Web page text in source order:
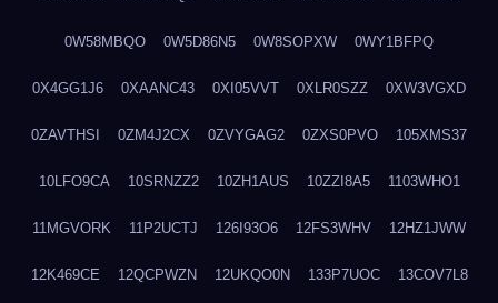
0W58MBQO 0W5D86N5 0W8SOPXW 0WY1BFPQ
0X4GG1J6 0XAANC43 0XI05VVT 0XLR0SZZ 0XW3VGXD
0ZAVTHSI 0ZM4J2CX 0ZVYGAG2 0ZXS0PVO 105XMS37
10LFO9CA 10SRNZZ2 10ZH1AUS 10ZZI8A5 1103WHO1
11MGVORK 11P2UCTJ 126I93O6 12FS3WHV 12HZ1JWW
12K469CE 12QCPWZN 12UKQO0N 133P7UOC 13COV7L8